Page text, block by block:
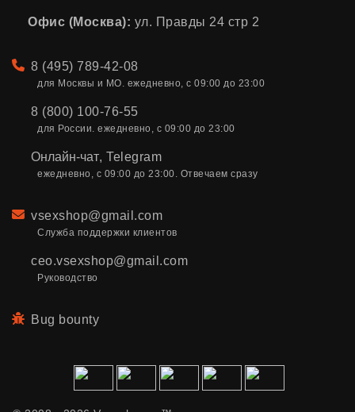
Офис (Москва): ул. Правды 24 стр 2
Телефон
8 (495) 789-42-08
для Москвы и МО. ежедневно, с 09:00 до 23:00
8 (800) 100-76-55
для России. ежедневно, с 09:00 до 23:00
Онлайн-чат, Telegram
ежедневно, с 09:00 до 23:00. Отвечаем сразу
Email
vsexshop@gmail.com
Служба поддержки клиентов
ceo.vsexshop@gmail.com
Руководство
Bug bounty